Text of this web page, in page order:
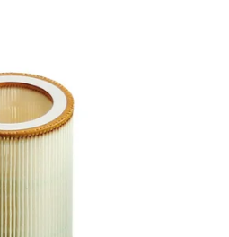
Nejprodávanější
Abecedně